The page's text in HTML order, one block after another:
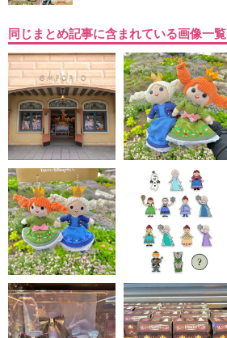
同じまとめ記事に含まれている画像一覧